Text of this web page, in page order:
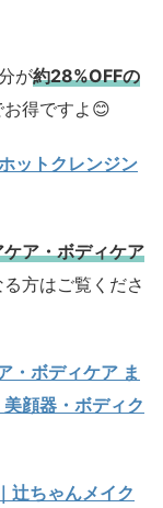
が約28%OFFの
得ですよ😊
ットクレンジン
ア・ボディケア
方はご覧くださ
・ボディケア ま
顔器・ボディク
ちゃんメイク